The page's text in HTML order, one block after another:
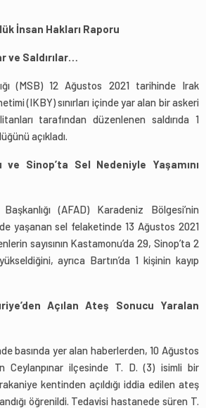
İnsan Hakları Raporu
ve Saldırılar…
(MSB) 12 Ağustos 2021 tarihinde Irak
(IKBY) sınırları içinde yar alan bir askeri
tarafından düzenlenen saldırıda 1
açıkladı.
ve Sinop’ta Sel Nedeniyle Yaşamını
(AFAD) Karadeniz Bölgesi’nin
yaşanan sel felaketinde 13 Ağustos 2021
sayısının Kastamonu’da 29, Sinop’ta 2
ayrıca Bartın’da 1 kişinin kayıp
Açılan Ateş Sonucu Yaralan
basında yer alan haberlerden, 10 Ağustos
Ceylanpınar ilçesinde T. D. (3) isimli bir
kentinden açıldığı iddia edilen ateş
öğrenildi. Tedavisi hastanede süren T.